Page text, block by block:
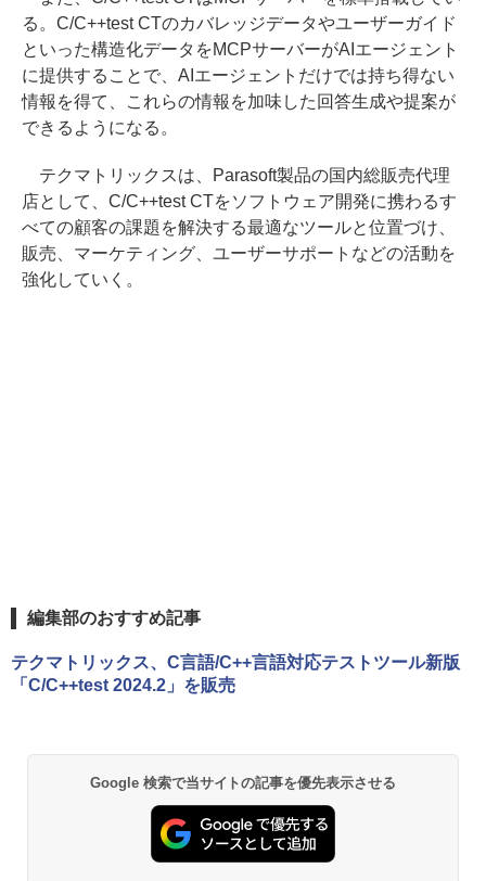
る。C/C++test CTのカバレッジデータやユーザーガイド
といった構造化データをMCPサーバーがAIエージェント
に提供することで、AIエージェントだけでは持ち得ない
情報を得て、これらの情報を加味した回答生成や提案が
できるようになる。
テクマトリックスは、Parasoft製品の国内総販売代理
店として、C/C++test CTをソフトウェア開発に携わるす
べての顧客の課題を解決する最適なツールと位置づけ、
販売、マーケティング、ユーザーサポートなどの活動を
強化していく。
編集部のおすすめ記事
テクマトリックス、C言語/C++言語対応テストツール新版
「C/C++test 2024.2」を販売
Google 検索で当サイトの記事を優先表示させる